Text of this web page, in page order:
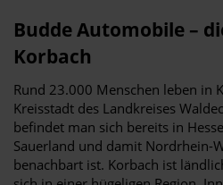
Budde Automobile –
Korbach
Rund 23.000 Menschen leben in
Kreisstadt des Landkreises
befindet man sich bereits in
Sauerland und damit Nordrhein-
benachbart ist. Korbach ist